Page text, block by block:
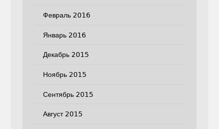
Февраль 2016
Январь 2016
Декабрь 2015
Ноябрь 2015
Сентябрь 2015
Август 2015